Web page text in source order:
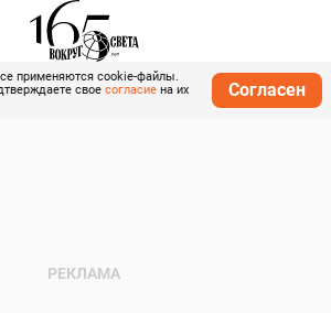
применяются cookie-файлы.
свое согласие на их
Согласен